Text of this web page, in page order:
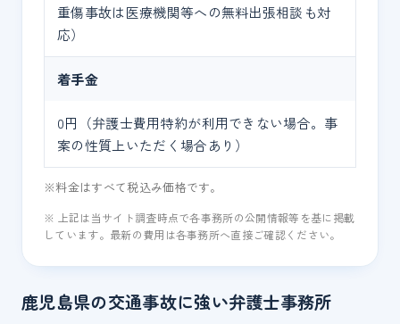
重傷事故は医療機関等への無料出張相談も対
応）
着手金
0円（弁護士費用特約が利用できない場合。事
案の性質上いただく場合あり）
※料金はすべて税込み価格です。
※ 上記は当サイト調査時点で各事務所の公開情報等を基に掲載
しています。最新の費用は各事務所へ直接ご確認ください。
鹿児島県の交通事故に強い弁護士事務所